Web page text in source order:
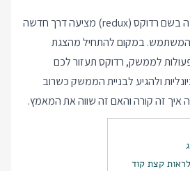
redux) מציעה דרך חדשה
במקום להתחיל מהצגת
לממשק, רדוקס תעזור לכם
ולהגיע לבניית הממשק כשרוב
איך זה קורה והאם זה שווה את המאמץ.
קצת קוד